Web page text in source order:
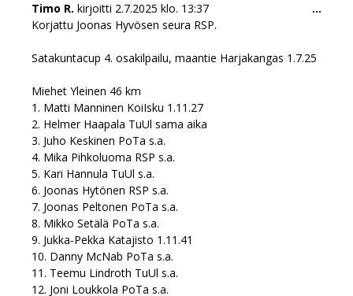
Timo R. kirjoitti 2.7.2025 klo. 13:37
Korjattu Joonas Hyvösen seura RSP.
Satakuntacup 4. osakilpailu, maantie Harjakangas 1.7.25
Miehet Yleinen 46 km
1. Matti Manninen KoiIsku 1.11.27
2. Helmer Haapala TuUl sama aika
3. Juho Keskinen PoTa s.a.
4. Mika Pihkoluoma RSP s.a.
5. Kari Hannula TuUl s.a.
6. Joonas Hytönen RSP s.a.
7. Joonas Peltonen PoTa s.a.
8. Mikko Setälä PoTa s.a.
9. Jukka-Pekka Katajisto 1.11.41
10. Danny McNab PoTa s.a.
11. Teemu Lindroth TuUl s.a.
12. Joni Loukkola PoTa s.a.
...